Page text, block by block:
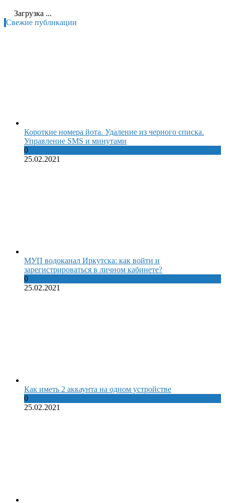
Загрузка ...
Свежие публикации
Короткие номера йота. Удаление из черного списка.
Управление SMS и минутами
0
25.02.2021
МУП водоканал Иркутска: как войти и
зарегистрироваться в личном кабинете?
0
25.02.2021
Как иметь 2 аккаунта на одном устройстве
0
25.02.2021